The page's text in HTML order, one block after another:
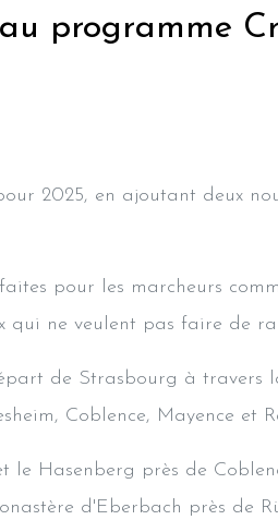
programme
2025, en ajoutant deux
pour les marcheurs
qui ne veulent pas faire de
de Strasbourg à travers
Coblence, Mayence et
Hasenberg près de
d'Eberbach près de